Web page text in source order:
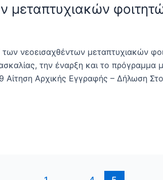
νεοεισαχθέντων μεταπτυχιακών
την έναρξη και το
Αρχικής Εγγραφής – Δήλωση